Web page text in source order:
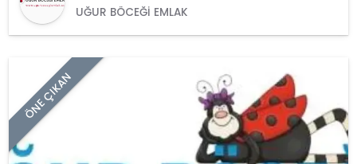
UĞUR BÖCEĞI EMLAK
ÖNE ÇIKAN